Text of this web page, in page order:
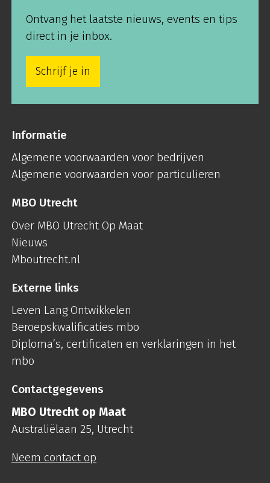
Ontvang het laatste nieuws, events en tips
direct in je inbox.
Schrijf je in
Informatie
Algemene voorwaarden voor bedrijven
Algemene voorwaarden voor particulieren
MBO Utrecht
Over MBO Utrecht Op Maat
Nieuws
Mboutrecht.nl
Externe links
Leven Lang Ontwikkelen
Beroepskwalificaties mbo
Diploma’s, certificaten en verklaringen in het
mbo
Contactgegevens
MBO Utrecht op Maat
Australiëlaan 25, Utrecht
Neem contact op